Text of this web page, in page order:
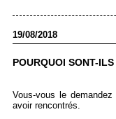
19/08/2018
POURQUOI SONT-
Vous-vous le
avoir rencontrés.